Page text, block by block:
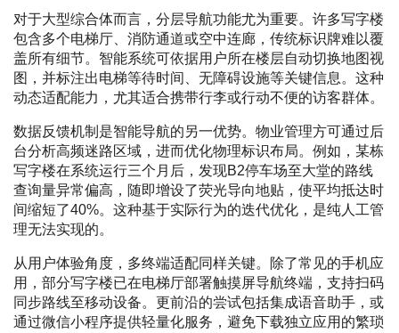
对于大型综合体而言，分层导航功能尤为重要。许多写字楼
包含多个电梯厅、消防通道或空中连廊，传统标识牌难以覆
盖所有细节。智能系统可依据用户所在楼层自动切换地图视
图，并标注出电梯等待时间、无障碍设施等关键信息。这种
动态适配能力，尤其适合携带行李或行动不便的访客群体。
数据反馈机制是智能导航的另一优势。物业管理方可通过后
台分析高频迷路区域，进而优化物理标识布局。例如，某栋
写字楼在系统运行三个月后，发现B2停车场至大堂的路线
查询量异常偏高，随即增设了荧光导向地贴，使平均抵达时
间缩短了40%。这种基于实际行为的迭代优化，是纯人工管
理无法实现的。
从用户体验角度，多终端适配同样关键。除了常见的手机应
用，部分写字楼已在电梯厅部署触摸屏导航终端，支持扫码
同步路线至移动设备。更前沿的尝试包括集成语音助手，或
通过微信小程序提供轻量化服务，避免下载独立应用的繁琐